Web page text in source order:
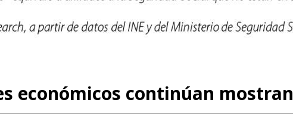
económicos continúan